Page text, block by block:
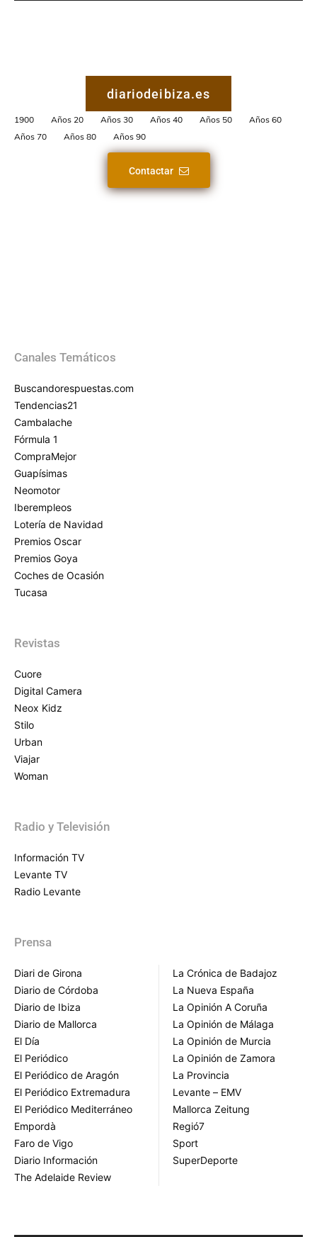
diariodeibiza.es
1900 Años 20 Años 30 Años 40 Años 50
Años 60
Años 70
Años 80 Años 90
Contactar
Canales Temáticos
Buscandorespuestas.com
Tendencias21
Cambalache
Fórmula 1
CompraMejor
Guapísimas
Neomotor
Iberempleos
Lotería de Navidad
Premios Oscar
Premios Goya
Coches de Ocasión
Tucasa
Revistas
Cuore
Digital Camera
Neox Kidz
Stilo
Urban
Viajar
Woman
Radio y Televisión
Información TV
Levante TV
Radio Levante
Prensa
Diari de Girona
Diario de Córdoba
Diario de Ibiza
Diario de Mallorca
El Día
El Periódico
El Periódico de Aragón
El Periódico Extremadura
El Periódico Mediterráneo
Empordà
Faro de Vigo
Diario Información
The Adelaide Review
La Crónica de Badajoz
La Nueva España
La Opinión A Coruña
La Opinión de Málaga
La Opinión de Murcia
La Opinión de Zamora
La Provincia
Levante – EMV
Mallorca Zeitung
Regió7
Sport
SuperDeporte